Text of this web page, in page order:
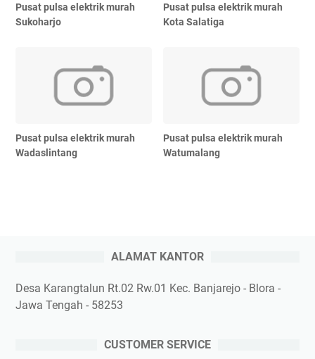
Pusat pulsa elektrik murah
Sukoharjo
Pusat pulsa elektrik murah
Kota Salatiga
Pusat pulsa elektrik murah
Wadaslintang
Pusat pulsa elektrik murah
Watumalang
ALAMAT KANTOR
Desa Karangtalun Rt.02 Rw.01 Kec. Banjarejo - Blora -
Jawa Tengah - 58253
CUSTOMER SERVICE